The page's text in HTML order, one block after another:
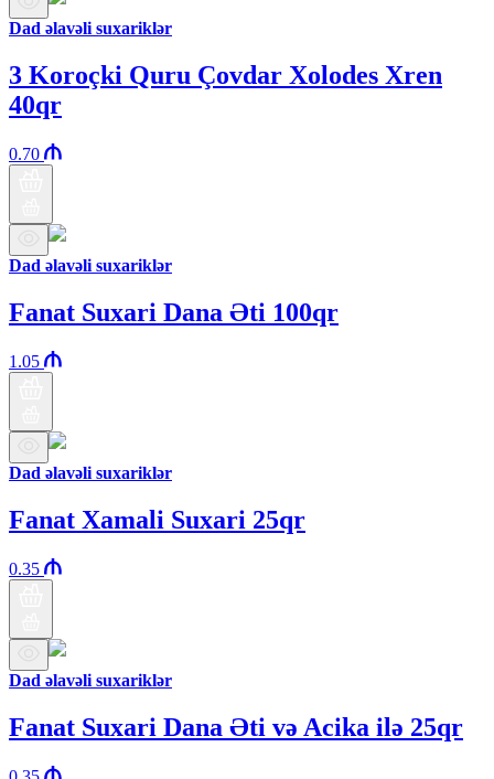
Dad əlavəli suxariklər
3 Koroçki Quru Çovdar Xolodes Xren
40qr
0.70
Dad əlavəli suxariklər
Fanat Suxari Dana Əti 100qr
1.05
Dad əlavəli suxariklər
Fanat Xamali Suxari 25qr
0.35
Dad əlavəli suxariklər
Fanat Suxari Dana Əti və Acika ilə 25qr